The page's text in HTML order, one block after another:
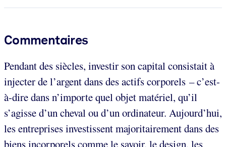
Commentaires
Pendant des siècles, investir son capital consistait à
injecter de l’argent dans des actifs corporels – c’est-
à-dire dans n’importe quel objet matériel, qu’il
s’agisse d’un cheval ou d’un ordinateur. Aujourd’hui,
les entreprises investissent majoritairement dans des
biens incorporels comme le savoir, le design, les